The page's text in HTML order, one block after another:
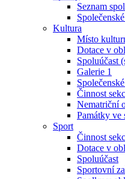
Seznam
Kultura
Místo
Dotace v
Spoluúčast
Galerie 1
Činnost
Nematriční
Památky ve
Sport
Činnost
Dotace v
Spoluúčast
Sportovní